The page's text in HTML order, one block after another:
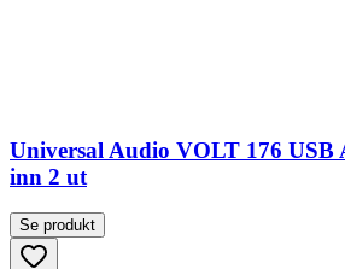
Universal Audio VOLT 176 USB
inn 2 ut
Se produkt